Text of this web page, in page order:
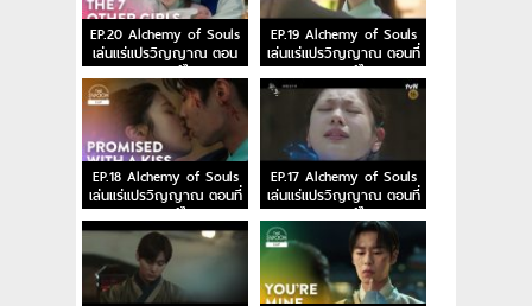
EP.20 Alchemy of Souls
เล่นแร่แปรวิญญาณ ตอน
จบ พากย์ไทย
EP.19 Alchemy of Souls
เล่นแร่แปรวิญญาณ ตอนที่
19 พากย์ไทย
EP.18 Alchemy of Souls
เล่นแร่แปรวิญญาณ ตอนที่
18 พากย์ไทย
EP.17 Alchemy of Souls
เล่นแร่แปรวิญญาณ ตอนที่
17 พากย์ไทย